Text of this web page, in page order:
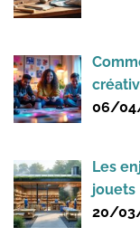
06/
Les
jouets
20/